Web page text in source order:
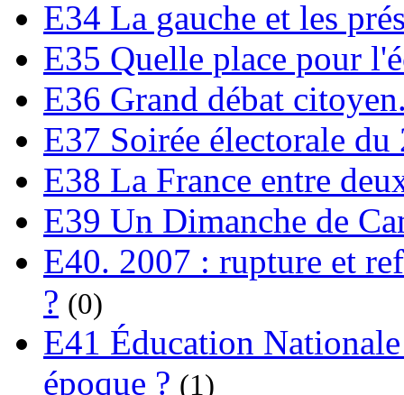
E34 La gauche et les
E35 Quelle place pour
E36 Grand débat
E37 Soirée électorale
E38 La France entre
E39 Un Dimanche de
E40. 2007 : rupture et
? (0)
E41 Éducation
époque ? (1)